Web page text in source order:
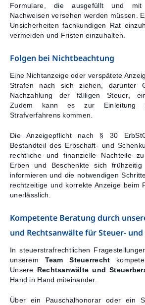
Formulare, die ausgefüllt und mit
Nachweisen versehen werden müssen.
Unsicherheiten fachkundigen Rat
vermeiden und Fristen einzuhalten.
Folgen bei Nichtbeachtung
Eine Nichtanzeige oder verspätete
Strafen nach sich ziehen, darunter
Nachzahlung der fälligen Steuer,
Zudem kann es zur Einleitung
Strafverfahrens kommen.
Die Anzeigepflicht nach § 30
Bestandteil des Erbschaft- und
rechtliche und finanzielle Nachteile
Erben und Beschenkte sich
informieren und die notwendigen
rechtzeitige und korrekte Anzeige beim
unerlässlich.
Kompetente Beratung durch
und Rechtsanwälte für Steuer-
In steuerstrafrechtlichen
unserem Team Steuerrecht
Unsere Rechtsanwälte und
Hand in Hand miteinander.
Über ein Pauschalhonorar oder ein